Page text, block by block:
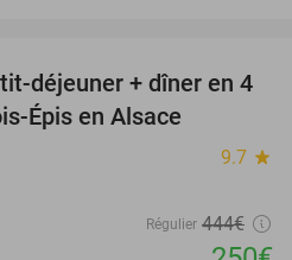
44%
déjeuner + dîner en 4
Épis en Alsace
9.7 star
Régulier 444€